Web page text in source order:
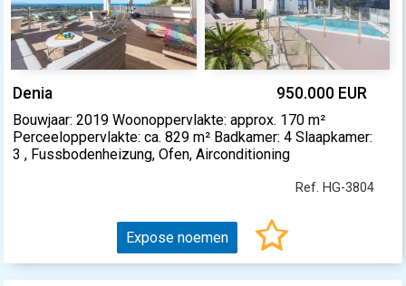
Denia 950.000 EUR
Bouwjaar: 2019 Woonoppervlakte: approx. 170 m²
Perceeloppervlakte: ca. 829 m² Badkamer: 4 Slaapkamer:
3 , Fussbodenheizung, Ofen, Airconditioning
Ref. HG-3804
Expose noemen